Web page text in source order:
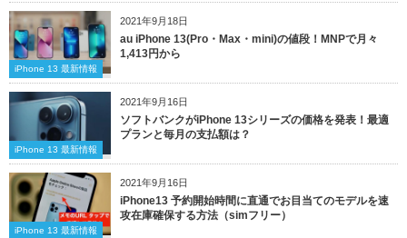
2021年9月18日
iPhone 13 最新情報
au iPhone 13(Pro・Max・mini)の値段！MNPで月々
1,413円から
2021年9月16日
iPhone 13 最新情報
ソフトバンクがiPhone 13シリーズの価格を発表！最適
プランと毎月の支払額は？
2021年9月16日
iPhone 13 最新情報
iPhone13 予約開始時間に直通でお目当てのモデルを速
攻在庫確保する方法（simフリー）